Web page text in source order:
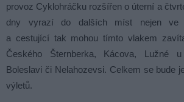
provoz Cyklohráčku rozšířen o úterní a
dny vyrazí do dalších míst nejen ve
a cestující tak mohou tímto vlakem
Českého Šternberka, Kácova, Lužné
Boleslavi či Nelahozevsi. Celkem se bude
výletů.